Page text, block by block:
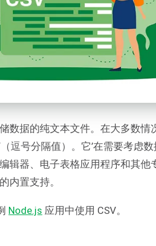
数据的纯文本文件。在大多数情
逗号分隔值）。它’在需要考虑
辑器、电子表格应用程序和其他
内置支持。
Node.js 应用中使用 CSV。